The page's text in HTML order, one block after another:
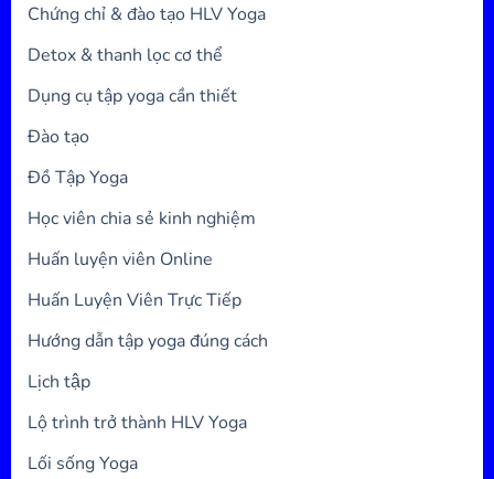
Chứng chỉ & đào tạo HLV Yoga
Detox & thanh lọc cơ thể
Dụng cụ tập yoga cần thiết
Đào tạo
Đồ Tập Yoga
Học viên chia sẻ kinh nghiệm
Huấn luyện viên Online
Huấn Luyện Viên Trực Tiếp
Hướng dẫn tập yoga đúng cách
Lịch tập
Lộ trình trở thành HLV Yoga
Lối sống Yoga